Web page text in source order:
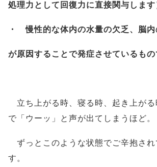
処理力として回復力に直接関与します
・ 慢性的な体内の水量の欠乏、脳内
が原因することで発症させているもの
立ち上がる時、寝る時、起き上が
で「ウーッ」と声が出てしまうほど。
ずっとこのような状態でご辛抱され
す。